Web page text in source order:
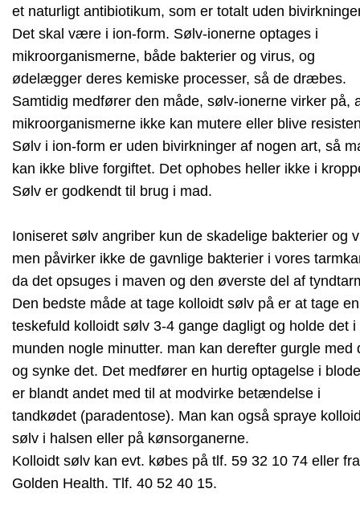
et naturligt antibiotikum, som er totalt uden
Det skal være i ion-form. Sølv-ionerne optages i
mikroorganismerne, både bakterier og virus, og
ødelægger deres kemiske processer, så de dræbes.
Samtidig medfører den måde, sølv-ionerne virker på,
mikroorganismerne ikke kan mutere eller blive
Sølv i ion-form er uden bivirkninger af nogen art, så
kan ikke blive forgiftet. Det ophobes heller ikke i
Sølv er godkendt til brug i mad.
Ioniseret sølv angriber kun de skadelige bakterier og
men påvirker ikke de gavnlige bakterier i vores
da det opsuges i maven og den øverste del af
Den bedste måde at tage kolloidt sølv på er at tage en
teskefuld kolloidt sølv 3-4 gange dagligt og holde det i
munden nogle minutter. man kan derefter gurgle med
og synke det. Det medfører en hurtig optagelse i
er blandt andet med til at modvirke betændelse i
tandkødet (paradentose). Man kan også spraye
sølv i halsen eller på kønsorganerne.
Kolloidt sølv kan evt. købes på tlf. 59 32 10 74 eller fra
Golden Health. Tlf. 40 52 40 15.